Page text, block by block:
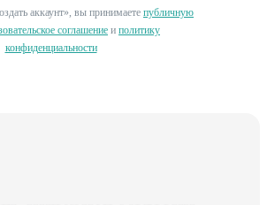
аккаунт», вы принимаете публичную
соглашение и политику
конфиденциальности